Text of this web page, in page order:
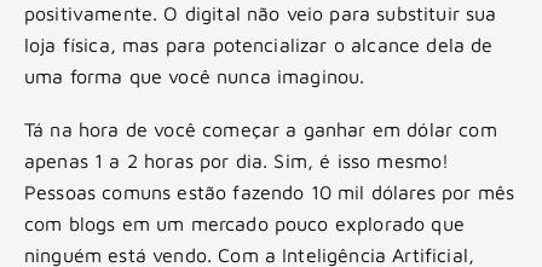
positivamente. O digital não veio para substituir sua
loja física, mas para potencializar o alcance dela de
uma forma que você nunca imaginou.
Tá na hora de você começar a ganhar em dólar com
apenas 1 a 2 horas por dia. Sim, é isso mesmo!
Pessoas comuns estão fazendo 10 mil dólares por mês
com blogs em um mercado pouco explorado que
ninguém está vendo. Com a Inteligência Artificial,